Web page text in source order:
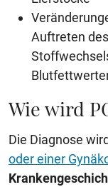
Auftreten
Wie wird
Die Diagnose
oder einer